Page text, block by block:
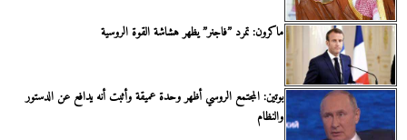
ماكرون: تمرد ”فاجنر” يظهر هشاشة القوة الروسية
بوتين: المجتمع الروسي أظهر وحدة عميقة وأثبت أنه يدافع عن الدستور
والنظام